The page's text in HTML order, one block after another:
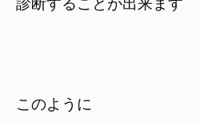
診断することが出来ます
このように